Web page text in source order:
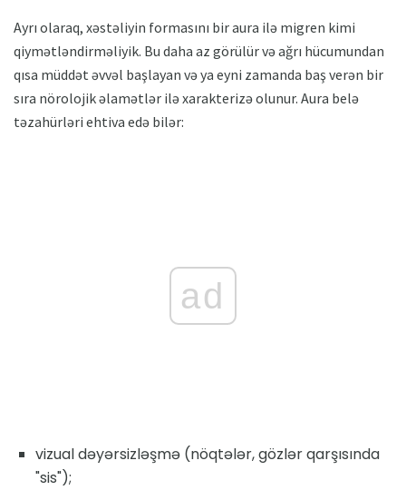
Ayrı olaraq, xəstəliyin formasını bir aura ilə migren kimi
qiymətləndirməliyik. Bu daha az görülür və ağrı hücumundan
qısa müddət əvvəl başlayan və ya eyni zamanda baş verən bir
sıra nörolojik əlamətlər ilə xarakterizə olunur. Aura belə
təzahürləri ehtiva edə bilər:
ad
vizual dəyərsizləşmə (nöqtələr, gözlər qarşısında
"sis");